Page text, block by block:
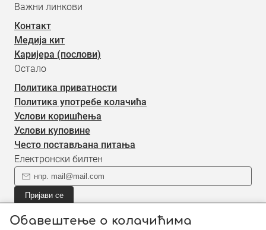
Обавештење о колачићима
Важни линкови
Контакт
Медија кит
Каријера (послови)
Остало
Политика приватности
Политика употребе колачића
Услови коришћења
Услови куповине
Често постављана питања
Електронски билтен
Пријави се
информације о новом садржају.